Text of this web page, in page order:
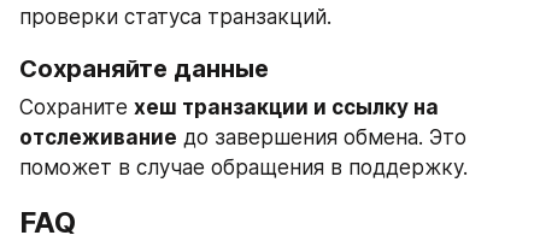
проверки статуса транзакций.
Сохраняйте данные
Сохраните хеш транзакции и ссылку на
отслеживание до завершения обмена. Это
поможет в случае обращения в поддержку.
FAQ